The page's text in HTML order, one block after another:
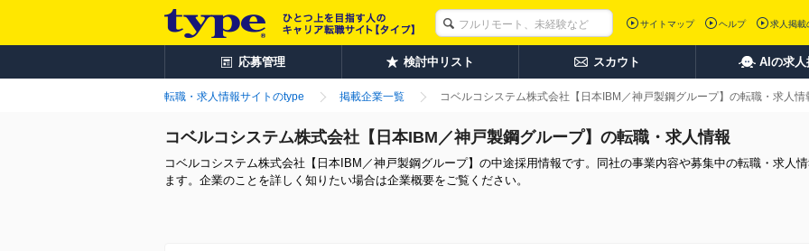
サイトマップ ヘルプ 求人掲載
応募管理 検討中リスト スカウト AIの求人
転職・求人情報サイトのtype 掲載企業一覧 コベルコシステム株式会社【日本IBM／神戸製鋼グループ】の転職・求人情
コベルコシステム株式会社【日本IBM／神戸製鋼グループ】の転職・求人情報
コベルコシステム株式会社【日本IBM／神戸製鋼グループ】の中途採用情報です。同社の事業内容や募集中の転職・求人
ます。企業のことを詳しく知りたい場合は企業概要をご覧ください。